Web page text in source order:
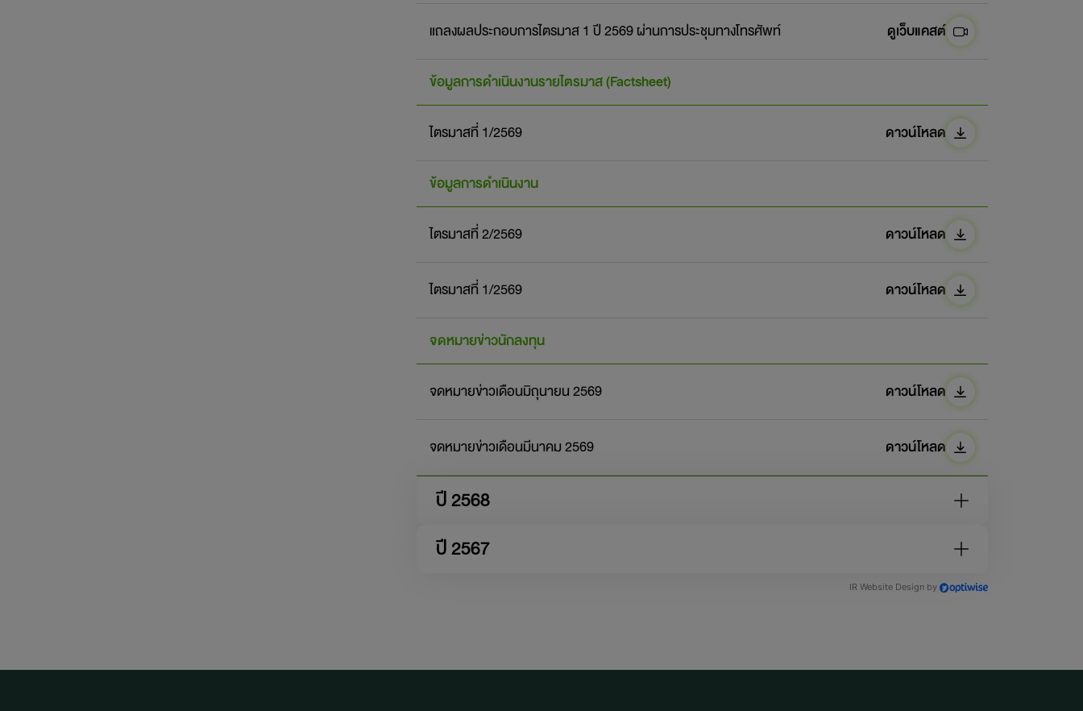
แถลงผลประกอบการไตรมาส 1 ปี 2569 ผ่านการประชุมทางโทรศัพท์ ดูเว็บแคสต์
ข้อมูลการดำเนินงานรายไตรมาส (Factsheet)
ไตรมาสที่ 1/2569 ดาวน์โหลด
ข้อมูลการดำเนินงาน
ไตรมาสที่ 2/2569 ดาวน์โหลด
ไตรมาสที่ 1/2569 ดาวน์โหลด
จดหมายข่าวนักลงทุน
จดหมายข่าวเดือนมิถุนายน 2569 ดาวน์โหลด
จดหมายข่าวเดือนมีนาคม 2569 ดาวน์โหลด
ปี 2568
ปี 2567
IR Website Design by